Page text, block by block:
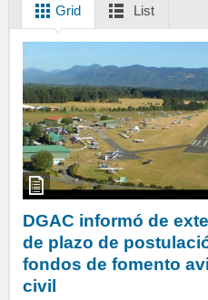
Grid List
DGAC informó de
de plazo de
fondos de fomento
civil